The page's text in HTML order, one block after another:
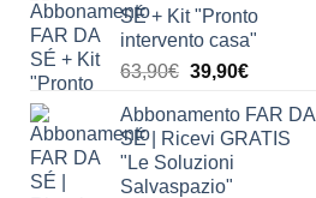
era:
24,00€.
è:
19,90€.
SÉ + Kit "Pronto
intervento casa"
63,90€ Il
originale
era:
63,90€.
39,90€Il
attuale
è:
Abbonamento FAR DA
SÉ | Ricevi GRATIS
"Le Soluzioni
Salvaspazio"